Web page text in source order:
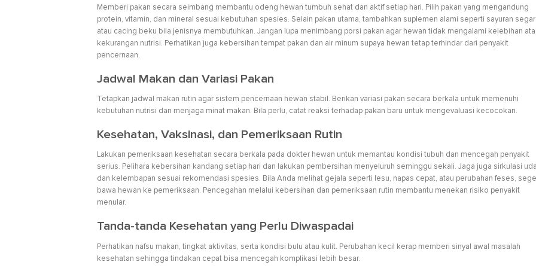
Memberi pakan secara seimbang membantu odeng hewan tumbuh sehat dan aktif setiap hari. Pilih pakan yang mengandung
protein, vitamin, dan mineral sesuai kebutuhan spesies. Selain pakan utama, tambahkan suplemen alami seperti sayuran segar
atau cacing beku bila jenisnya membutuhkan. Jangan lupa menimbang porsi pakan agar hewan tidak mengalami kelebihan
kekurangan nutrisi. Perhatikan juga kebersihan tempat pakan dan air minum supaya hewan tetap terhindar dari penyakit
pencernaan.
Jadwal Makan dan Variasi Pakan
Tetapkan jadwal makan rutin agar sistem pencernaan hewan stabil. Berikan variasi pakan secara berkala untuk memenuhi
kebutuhan nutrisi dan menjaga minat makan. Bila perlu, catat reaksi terhadap pakan baru untuk mengevaluasi kecocokan.
Kesehatan, Vaksinasi, dan Pemeriksaan Rutin
Lakukan pemeriksaan kesehatan secara berkala pada dokter hewan untuk memantau kondisi tubuh dan mencegah penyakit
serius. Pelihara kebersihan kandang setiap hari dan lakukan pembersihan menyeluruh seminggu sekali. Jaga juga sirkulasi
dan kelembapan sesuai rekomendasi spesies. Bila Anda melihat gejala seperti lesu, napas cepat, atau perubahan feses,
bawa hewan ke pemeriksaan. Pencegahan melalui kebersihan dan pemeriksaan rutin membantu menekan risiko penyakit
menular.
Tanda-tanda Kesehatan yang Perlu Diwaspadai
Perhatikan nafsu makan, tingkat aktivitas, serta kondisi bulu atau kulit. Perubahan kecil kerap memberi sinyal awal masalah
kesehatan sehingga tindakan cepat bisa mencegah komplikasi lebih besar.